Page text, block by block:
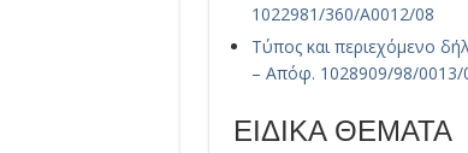
1022981/360/Α0012/08
Τύπος και περιεχόμενο
– Απόφ. 1028909/98/0013/
ΕΙΔΙΚΑ ΘΕΜΑΤΑ